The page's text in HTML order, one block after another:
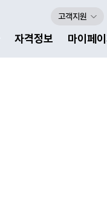
자격정보 마이페
고객지원